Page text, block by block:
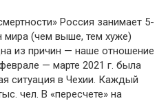
Россия занимает 5-
мира (чем выше, тем хуже)
из причин — наше отношение
— марте 2021 г. была
ситуация в Чехии. Каждый
чел. В «пересчете» на